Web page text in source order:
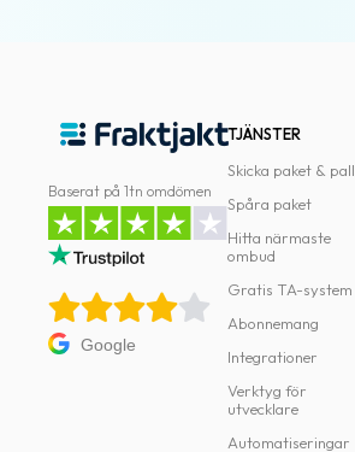
Baserat på 1tn omdömen
Google
TJÄNSTER
Skicka paket & pall
Spåra paket
Hitta närmaste
ombud
Gratis TA-system
Abonnemang
Integrationer
Verktyg för
utvecklare
Automatiseringar